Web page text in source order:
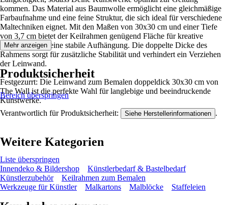
kommen. Das Material aus Baumwolle ermöglicht eine gleichmäßige
Farbaufnahme und eine feine Struktur, die sich ideal für verschiedene
Maltechniken eignet. Mit den Maßen von 30x30 cm und einer Tiefe
von 3,7 cm bietet der Keilrahmen genügend Fläche für kreative
Entfaltung und eine stabile Aufhängung. Die doppelte Dicke des
Rahmens sorgt für zusätzliche Stabilität und verhindert ein Verziehen
der Leinwand.
Festgezurrt: Die Leinwand zum Bemalen doppeldick 30x30 cm von
The Wall ist die perfekte Wahl für langlebige und beeindruckende
Kunstwerke.
Mehr anzeigen
Produktsicherheit
Bereich überspringen
Verantwortlich für Produktsicherheit: Siehe Herstellerinformationen .
Weitere Kategorien
Liste überspringen
Innendeko & Bildershop
Künstlerbedarf & Bastelbedarf
Künstlerzubehör
Keilrahmen zum Bemalen
Werkzeuge für Künstler
Malkartons Malblöcke Staffeleien